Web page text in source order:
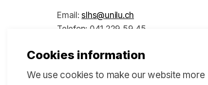
Email:slhs@unilu.ch
Telefon: 041 229 59 45
Cookies information
We use cookies to make our website more